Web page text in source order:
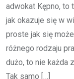
adwokat Kępno, to
jak okazuje się w
proste jak się
różnego rodzaju
dużo, to nie każda
Tak samo […]